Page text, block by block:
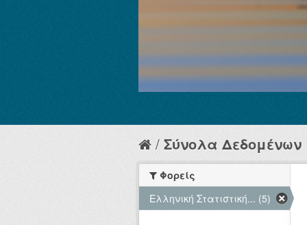
Σύνολα Δεδομένων
Φορείς
Ελληνική Στατιστική... (5)